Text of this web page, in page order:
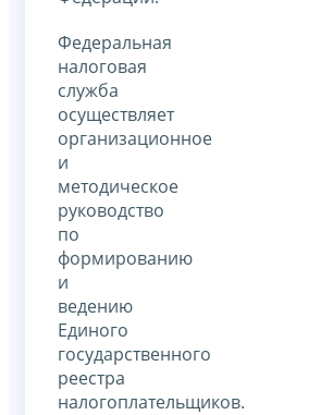
Федеральная
налоговая
служба
осуществляет
организационное
и
методическое
руководство
по
формированию
и
ведению
Единого
государственного
реестра
налогоплательщиков.